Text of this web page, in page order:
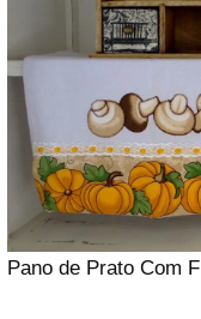
Pano de Prato Com